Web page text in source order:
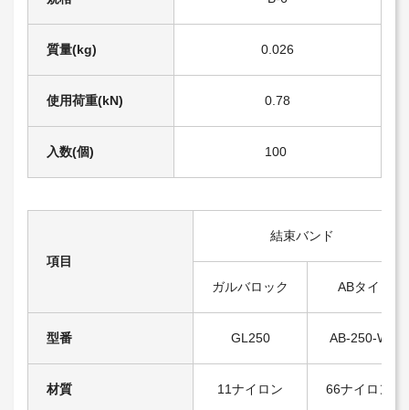
質量(kg) 0.026
使用荷重(kN) 0.78
入数(個) 100
項目
結束バンド
ガルバロック ABタイ
型番 GL250 AB-250-W
材質 11ナイロン 66ナイロン